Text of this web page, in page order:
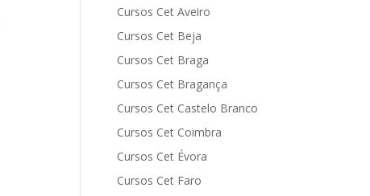
Cursos Cet Aveiro
Cursos Cet Beja
Cursos Cet Braga
Cursos Cet Bragança
Cursos Cet Castelo Branco
Cursos Cet Coimbra
Cursos Cet Évora
Cursos Cet Faro